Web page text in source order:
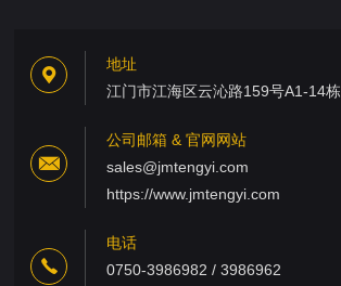
地址
江门市江海区云沁路159号A1-14栋
公司邮箱 & 官网网站
sales@jmtengyi.com
https://www.jmtengyi.com
电话
0750-3986982 / 3986962